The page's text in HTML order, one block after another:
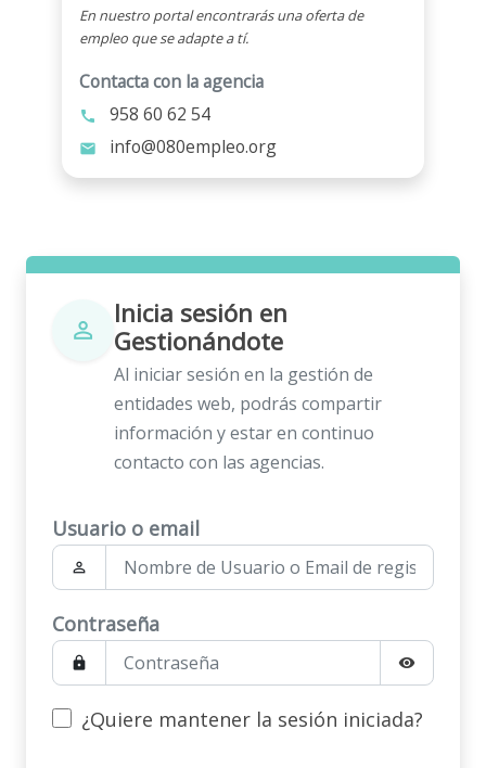
En nuestro portal encontrarás una oferta de
empleo que se adapte a tí.
Contacta con la agencia
call 958 60 62 54
mail info@080empleo.org
person_outline
Inicia sesión en
Gestionándote
Al iniciar sesión en la gestión de
entidades web, podrás compartir
información y estar en continuo
contacto con las agencias.
Usuario o email
person_outline
Contraseña
lock visibility
¿Quiere mantener la sesión iniciada?